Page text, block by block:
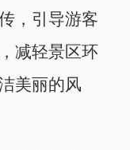
，引导游客
减轻景区环
美丽的风